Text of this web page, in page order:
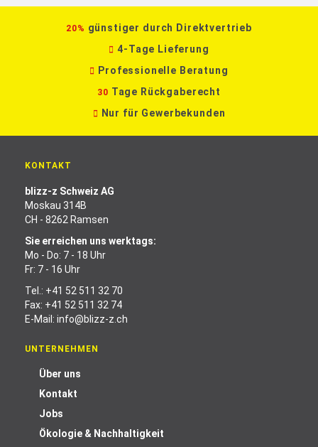
20% günstiger durch Direktvertrieb
4-Tage Lieferung
Professionelle Beratung
30 Tage Rückgaberecht
Nur für Gewerbekunden
KONTAKT
blizz-z Schweiz AG
Moskau 314B
CH - 8262 Ramsen
Sie erreichen uns werktags:
Mo - Do: 7 - 18 Uhr
Fr: 7 - 16 Uhr
Tel.: +41 52 511 32 70
Fax: +41 52 511 32 74
E-Mail: info@blizz-z.ch
UNTERNEHMEN
Über uns
Kontakt
Jobs
Ökologie & Nachhaltigkeit